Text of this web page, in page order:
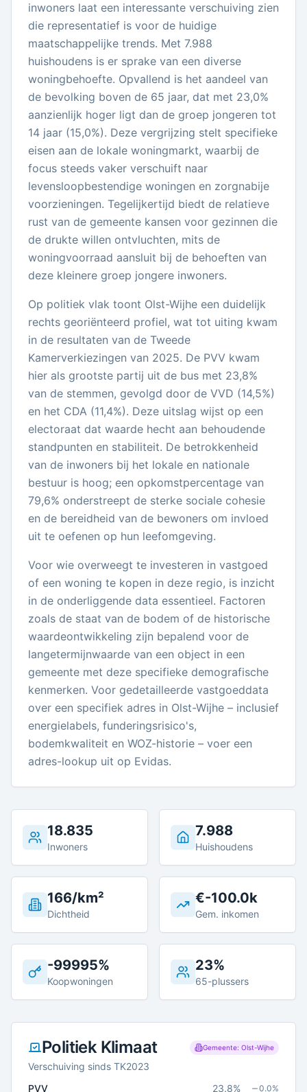
inwoners laat een interessante verschuiving zien
die representatief is voor de huidige
maatschappelijke trends. Met 7.988
huishoudens is er sprake van een diverse
woningbehoefte. Opvallend is het aandeel van
de bevolking boven de 65 jaar, dat met 23,0%
aanzienlijk hoger ligt dan de groep jongeren tot
14 jaar (15,0%). Deze vergrijzing stelt specifieke
eisen aan de lokale woningmarkt, waarbij de
focus steeds vaker verschuift naar
levensloopbestendige woningen en zorgnabije
voorzieningen. Tegelijkertijd biedt de relatieve
rust van de gemeente kansen voor gezinnen die
de drukte willen ontvluchten, mits de
woningvoorraad aansluit bij de behoeften van
deze kleinere groep jongere inwoners.
Op politiek vlak toont Olst-Wijhe een duidelijk
rechts georiënteerd profiel, wat tot uiting kwam
in de resultaten van de Tweede
Kamerverkiezingen van 2025. De PVV kwam
hier als grootste partij uit de bus met 23,8%
van de stemmen, gevolgd door de VVD (14,5%)
en het CDA (11,4%). Deze uitslag wijst op een
electoraat dat waarde hecht aan behoudende
standpunten en stabiliteit. De betrokkenheid
van de inwoners bij het lokale en nationale
bestuur is hoog; een opkomstpercentage van
79,6% onderstreept de sterke sociale cohesie
en de bereidheid van de bewoners om invloed
uit te oefenen op hun leefomgeving.
Voor wie overweegt te investeren in vastgoed
of een woning te kopen in deze regio, is inzicht
in de onderliggende data essentieel. Factoren
zoals de staat van de bodem of de historische
waardeontwikkeling zijn bepalend voor de
langetermijnwaarde van een object in een
gemeente met deze specifieke demografische
kenmerken. Voor gedetailleerde vastgoeddata
over een specifiek adres in Olst-Wijhe – inclusief
energielabels, funderingsrisico's,
bodemkwaliteit en WOZ-historie – voer een
adres-lookup uit op Evidas.
18.835
Inwoners
7.988
Huishoudens
166/km²
Dichtheid
€-100.0k
Gem. inkomen
-99995%
Koopwoningen
23%
65-plussers
Politiek Klimaat Gemeente: Olst-Wijhe
Verschuiving sinds TK2023
PVV
23.8% 0.0%